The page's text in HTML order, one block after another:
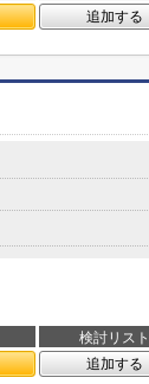
追加する
検討リスト
追加する